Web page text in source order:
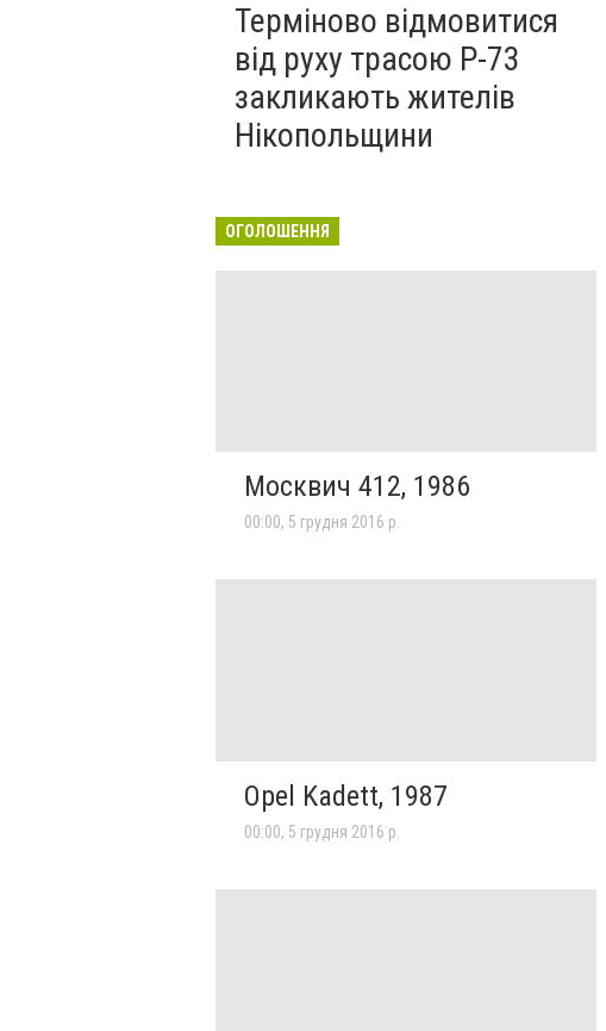
Терміново відмовитися
від руху трасою Р-73
закликають жителів
Нікопольщини
ОГОЛОШЕННЯ
Москвич 412, 1986
00:00, 5 грудня 2016 р.
Opel Kadett, 1987
00:00, 5 грудня 2016 р.